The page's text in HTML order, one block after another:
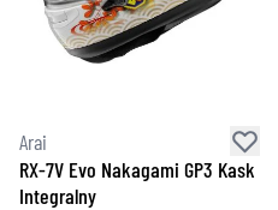
Arai
RX-7V Evo Nakagami GP3 Kask
Integralny